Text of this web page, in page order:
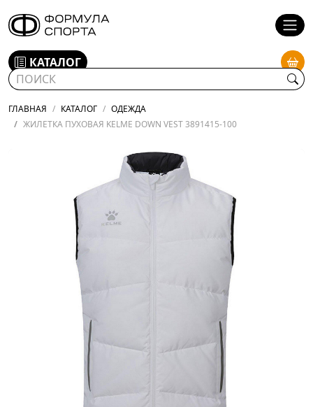
КАТАЛОГ
ГЛАВНАЯ КАТАЛОГ
ОДЕЖДА
ЖИЛЕТКА ПУХОВАЯ KELME DOWN VEST 3891415-100